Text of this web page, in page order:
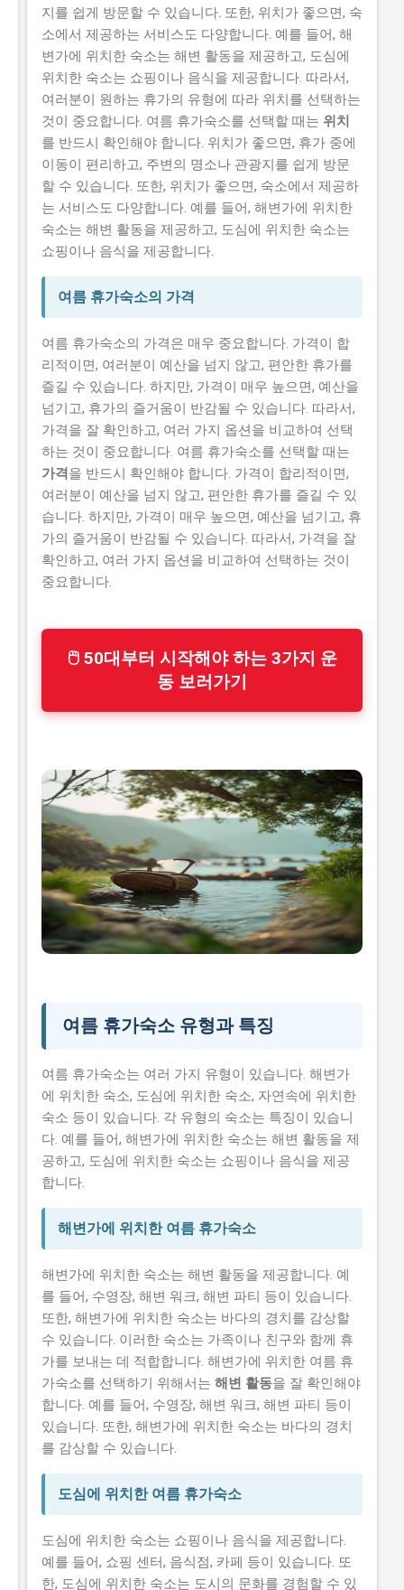
지를 쉽게 방문할 수 있습니다. 또한, 위치가 좋으면, 숙
소에서 제공하는 서비스도 다양합니다. 예를 들어, 해
변가에 위치한 숙소는 해변 활동을 제공하고, 도심에
위치한 숙소는 쇼핑이나 음식을 제공합니다. 따라서,
여러분이 원하는 휴가의 유형에 따라 위치를 선택하는
것이 중요합니다. 여름 휴가숙소를 선택할 때는 위치
를 반드시 확인해야 합니다. 위치가 좋으면, 휴가 중에
이동이 편리하고, 주변의 명소나 관광지를 쉽게 방문
할 수 있습니다. 또한, 위치가 좋으면, 숙소에서 제공하
는 서비스도 다양합니다. 예를 들어, 해변가에 위치한
숙소는 해변 활동을 제공하고, 도심에 위치한 숙소는
쇼핑이나 음식을 제공합니다.
여름 휴가숙소의 가격
여름 휴가숙소의 가격은 매우 중요합니다. 가격이 합
리적이면, 여러분이 예산을 넘지 않고, 편안한 휴가를
즐길 수 있습니다. 하지만, 가격이 매우 높으면, 예산을
넘기고, 휴가의 즐거움이 반감될 수 있습니다. 따라서,
가격을 잘 확인하고, 여러 가지 옵션을 비교하여 선택
하는 것이 중요합니다. 여름 휴가숙소를 선택할 때는
가격 을 반드시 확인해야 합니다. 가격이 합리적이면,
여러분이 예산을 넘지 않고, 편안한 휴가를 즐길 수 있
습니다. 하지만, 가격이 매우 높으면, 예산을 넘기고, 휴
가의 즐거움이 반감될 수 있습니다. 따라서, 가격을 잘
확인하고, 여러 가지 옵션을 비교하여 선택하는 것이
중요합니다.
🖱 50대부터 시작해야 하는 3가지 운
동 보러가기
여름 휴가숙소 유형과 특징
여름 휴가숙소는 여러 가지 유형이 있습니다. 해변가
에 위치한 숙소, 도심에 위치한 숙소, 자연속에 위치한
숙소 등이 있습니다. 각 유형의 숙소는 특징이 있습니
다. 예를 들어, 해변가에 위치한 숙소는 해변 활동을 제
공하고, 도심에 위치한 숙소는 쇼핑이나 음식을 제공
합니다.
해변가에 위치한 여름 휴가숙소
해변가에 위치한 숙소는 해변 활동을 제공합니다. 예
를 들어, 수영장, 해변 워크, 해변 파티 등이 있습니다.
또한, 해변가에 위치한 숙소는 바다의 경치를 감상할
수 있습니다. 이러한 숙소는 가족이나 친구와 함께 휴
가를 보내는 데 적합합니다. 해변가에 위치한 여름 휴
가숙소를 선택하기 위해서는 해변 활동을 잘 확인해야
합니다. 예를 들어, 수영장, 해변 워크, 해변 파티 등이
있습니다. 또한, 해변가에 위치한 숙소는 바다의 경치
를 감상할 수 있습니다.
도심에 위치한 여름 휴가숙소
도심에 위치한 숙소는 쇼핑이나 음식을 제공합니다.
예를 들어, 쇼핑 센터, 음식점, 카페 등이 있습니다. 또
한, 도심에 위치한 숙소는 도시의 문화를 경험할 수 있